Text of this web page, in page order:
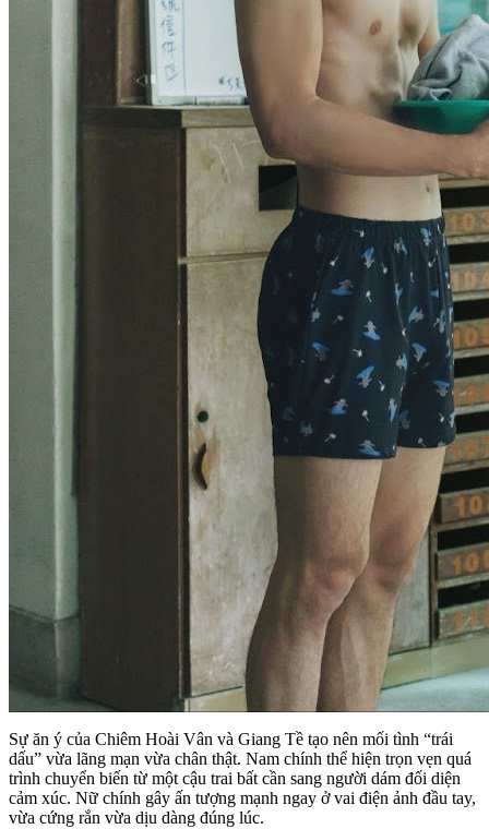
Sự ăn ý của Chiêm Hoài Vân và Giang Tề tạo nên mối tình “trái
dấu” vừa lãng mạn vừa chân thật. Nam chính thể hiện trọn vẹn quá
trình chuyển biến từ một cậu trai bất cần sang người dám đối diện
cảm xúc. Nữ chính gây ấn tượng mạnh ngay ở vai điện ảnh đầu tay,
vừa cứng rắn vừa dịu dàng đúng lúc.